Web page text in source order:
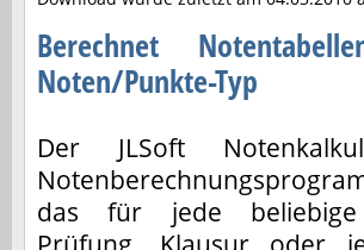
Berechnet
Noten/Punkte-Typ
Der JLSoft
das für jede beliebige